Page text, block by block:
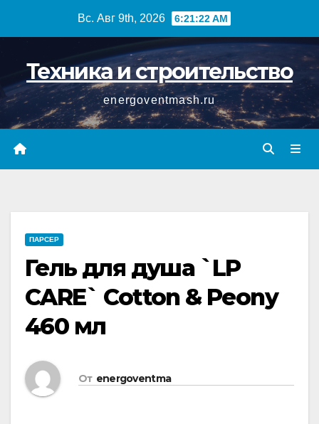
Вс. Авг 9th, 2026 6:21:23 AM
Техника и строительство
energoventmash.ru
ПАРСЕР
Гель для душа `LP
CARE` Cotton & Peony
460 мл
От energoventma